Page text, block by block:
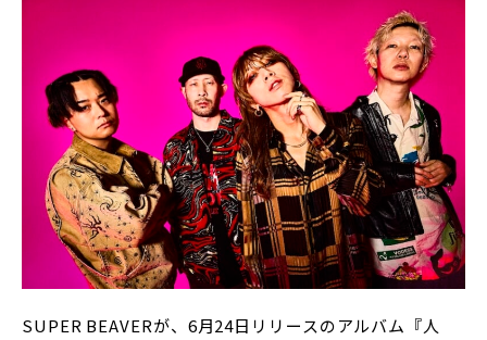
SUPER BEAVERが、6月24日リリースのアルバム『人